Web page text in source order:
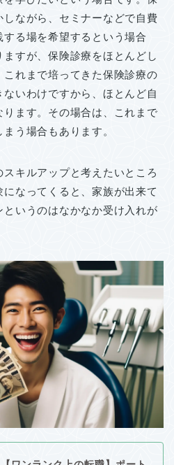
ながら、セミナーなどで自費
る場を希望するという場合
すが、保険診療をほとんどし
れまで培ってきた保険診療の
いわけですから、ほとんど自
ます。その場合は、これまで
う場合もあります。
キルアップと考えたいところ
なってくると、家族が出来て
いうのはなかなか受け入れが